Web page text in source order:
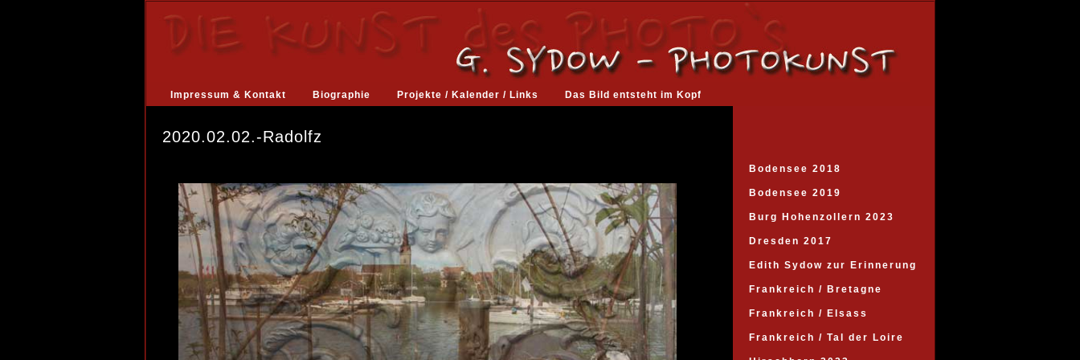
Impressum & Kontakt Biographie Projekte / Kalender / Links Das Bild entsteht im Kopf
2020.02.02.-Radolfz
Bodensee 2018
Bodensee 2019
Burg Hohenzollern 2023
Dresden 2017
Edith Sydow zur Erinnerung
Frankreich / Bretagne
Frankreich / Elsass
Frankreich / Tal der Loire